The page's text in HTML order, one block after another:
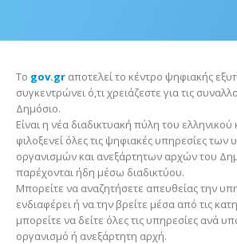
Το gov.gr αποτελεί το κέντρο ψηφιακής
συγκεντρώνει ό,τι χρειάζεστε για τις
Δημόσιο.
Είναι η νέα διαδικτυακή πύλη του ελληνικού
φιλοξενεί όλες τις ψηφιακές υπηρεσίες
οργανισμών και ανεξάρτητων αρχών του
παρέχονται ήδη μέσω διαδικτύου.
Μπορείτε να αναζητήσετε απευθείας την
ενδιαφέρει ή να την βρείτε μέσα από τις
μπορείτε να δείτε όλες τις υπηρεσίες ανά
οργανισμό ή ανεξάρτητη αρχή.